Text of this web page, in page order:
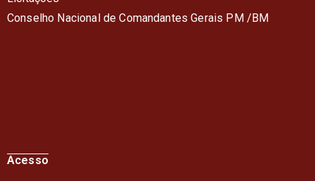
Conselho Nacional de Comandantes Gerais PM /BM
Acesso